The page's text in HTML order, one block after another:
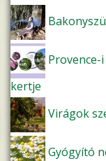
Provence-
kertje
Virágok
Gyógyító